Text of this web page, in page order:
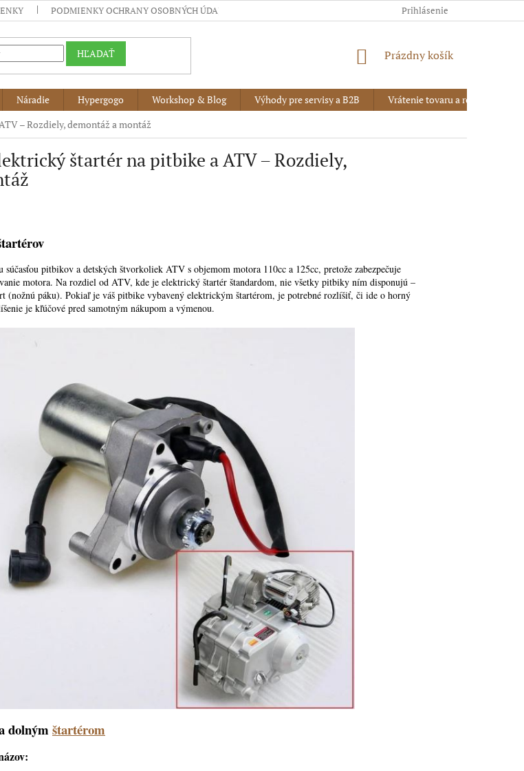
PODMIENKY OCHRANY OSOBNÝCH ÚDAJOV Prihlásenie
HĽADAŤ
NÁKUPNÝ
Prázdny košík
Náradie Hypergogo Workshop & Blog Výhody pre servisy a B2B
Vrátenie tovaru a reklamácia
– Rozdiely, demontáž a montáž
štartér na pitbike a ATV – Rozdiely,
pitbikov a detských štvorkoliek ATV s objemom motora 110cc a 125cc, pretože zabezpečuje
motora. Na rozdiel od ATV, kde je elektrický štartér štandardom, nie všetky pitbiky ním disponujú –
(nožnú páku). Pokiaľ je váš pitbike vybavený elektrickým štartérom, je potrebné rozlíšiť, či ide o horný
je kľúčové pred samotným nákupom a výmenou.
dolným štartérom